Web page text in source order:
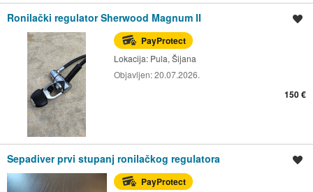
Ronilački regulator Sherwood Magnum II
PayProtect
Lokacija: Pula, Šijana
Objavljen:20.07.2026.
150 €
Sepadiver prvi stupanj ronilačkog regulatora
PayProtect